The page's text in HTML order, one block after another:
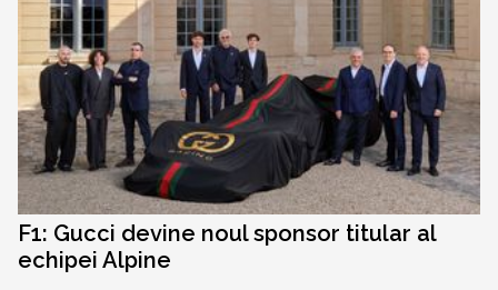
F1: Gucci devine noul sponsor titular al
echipei Alpine